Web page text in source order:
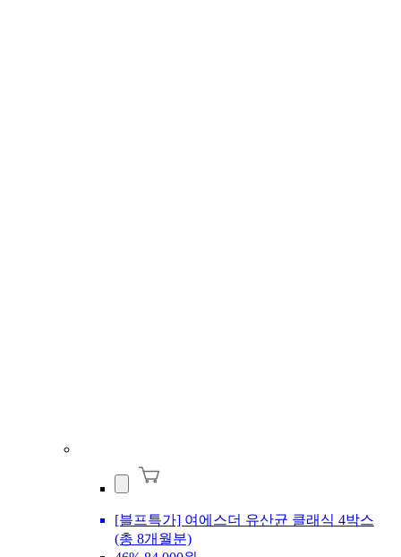
[블프특가] 여에스더 유산균 클래식 4박스
(총 8개월분)